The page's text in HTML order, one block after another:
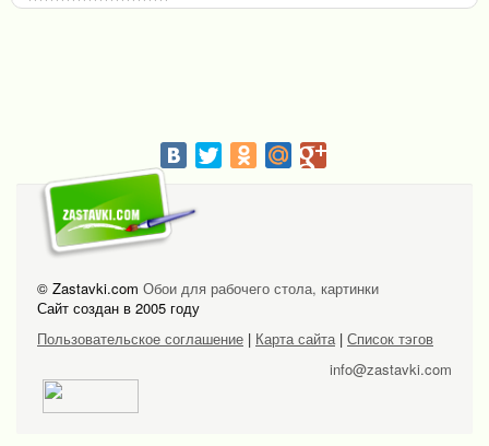
© Zastavki.com Обои для рабочего стола, картинки
Сайт создан в 2005 году
Пользовательское соглашение | Карта сайта| Список тэгов
info@zastavki.com